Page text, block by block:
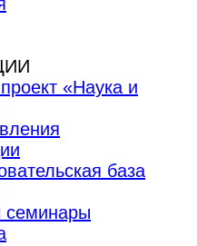
«Наука и
база
семинары